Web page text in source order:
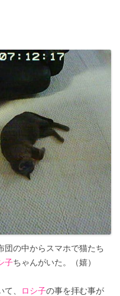
の中からスマホで猫たち
子ちゃんがいた。（嬉）
、 ロシ子の事を拝む事が